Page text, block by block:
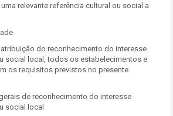
relevante referência cultural ou social a
do reconhecimento do interesse
social local, todos os estabelecimentos e
os requisitos previstos no presente
de reconhecimento do interesse
social local